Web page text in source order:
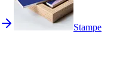
Stampe